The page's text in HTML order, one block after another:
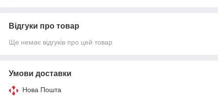
Відгуки про товар
Ще немає відгуків про цей товар
Умови доставки
Нова Пошта